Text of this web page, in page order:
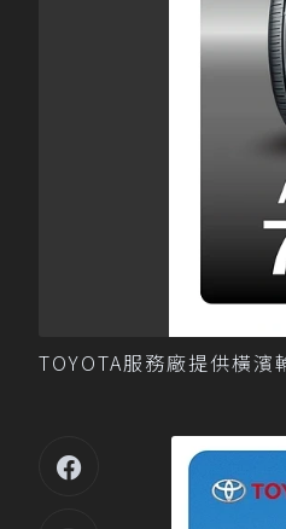
TOYOTA服務廠提供橫